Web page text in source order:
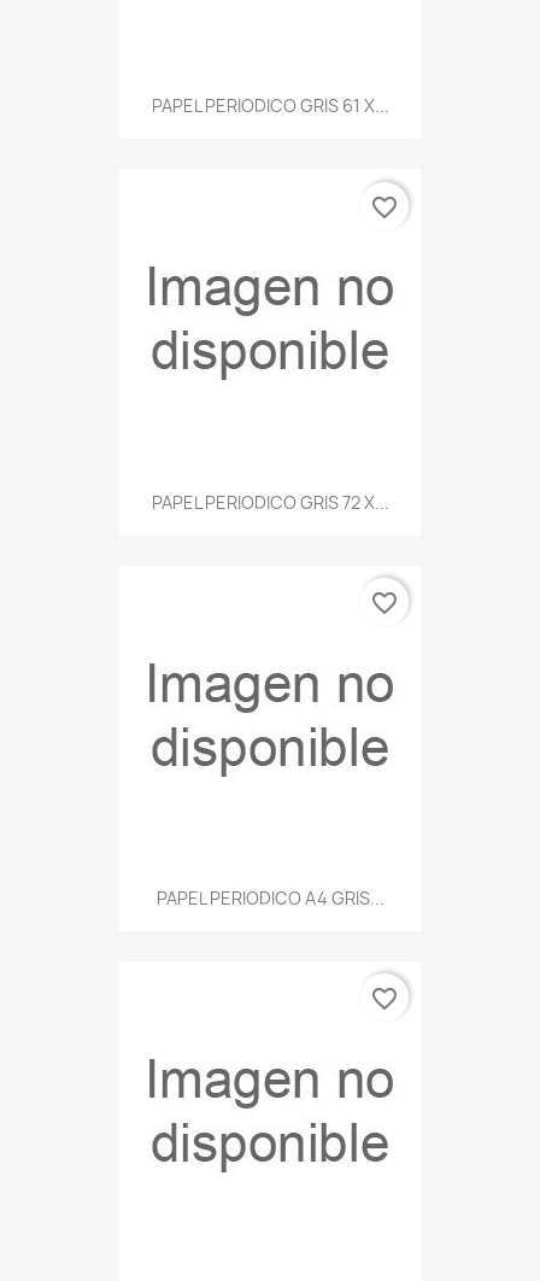
PAPEL PERIODICO GRIS 61 X...
PAPEL PERIODICO GRIS 72 X...
favorite_border
PAPEL PERIODICO A4 GRIS...
favorite_border
favorite_border